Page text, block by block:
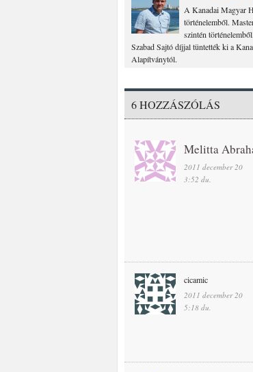
A Kanadai Magyar
történelemből.
szintén
Szabad Sajtó díjjal tüntették ki a
Alapítványtól.
6 HOZZÁSZÓLÁS
Melitta
2011 december 20
3:52 du.
cicamic
2011 december 20
5:18 du.